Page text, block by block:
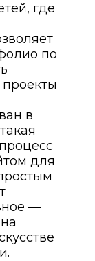
где
по
в
для
—